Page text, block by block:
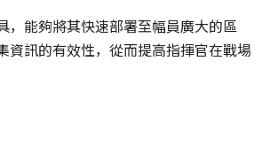
，能夠將其快速部署至幅員廣大的區
資訊的有效性，從而提高指揮官在戰場